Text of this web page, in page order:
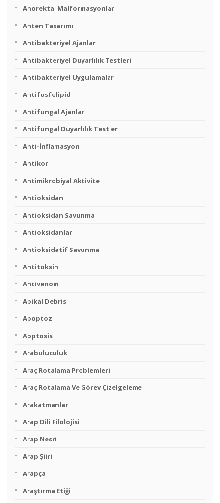
Anorektal Malformasyonlar
Anten Tasarımı
Antibakteriyel Ajanlar
Antibakteriyel Duyarlılık Testleri
Antibakteriyel Uygulamalar
Antifosfolipid
Antifungal Ajanlar
Antifungal Duyarlılık Testler
Anti-İnflamasyon
Antikor
Antimikrobiyal Aktivite
Antioksidan
Antioksidan Savunma
Antioksidanlar
Antioksidatif Savunma
Antitoksin
Antivenom
Apikal Debris
Apoptoz
Apptosis
Arabuluculuk
Araç Rotalama Problemleri
Araç Rotalama Ve Görev Çizelgeleme
Arakatmanlar
Arap Dili Filolojisi
Arap Nesri
Arap Şiiri
Arapça
Araştırma Etiği